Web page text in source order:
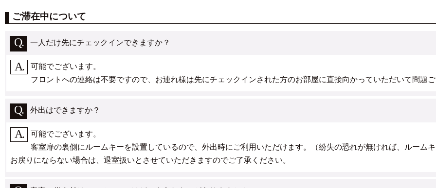
ご滞在中について
一人だけ先にチェックインできますか？
可能でございます。
フロントへの連絡は不要ですので、お連れ様は先にチェックインされた方のお部屋に直接向かっていただいて問題
外出はできますか？
可能でございます。
客室扉の裏側にルームキーを設置しているので、外出時にご利用いただけます。（紛失の恐れが無ければ、ルーム
お戻りにならない場合は、退室扱いとさせていただきますのでご了承ください。